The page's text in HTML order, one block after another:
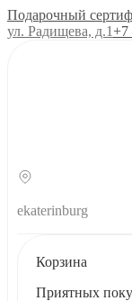
Подарочный
ул. Радищева, д.1+7
ekaterinburg
Корзина
Приятных